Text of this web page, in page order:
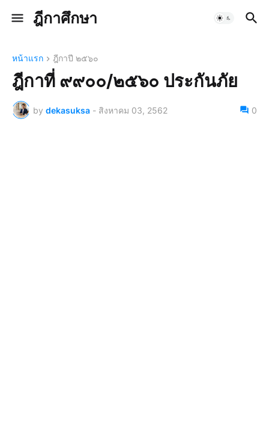
ฎีกาศึกษา
หน้าแรก ฎีกาปี ๒๕๖๐
ฎีกาที่ ๙๙๐๐/๒๕๖๐ ประกันภัย
by dekasuksa - สิงหาคม 03, 2562 0